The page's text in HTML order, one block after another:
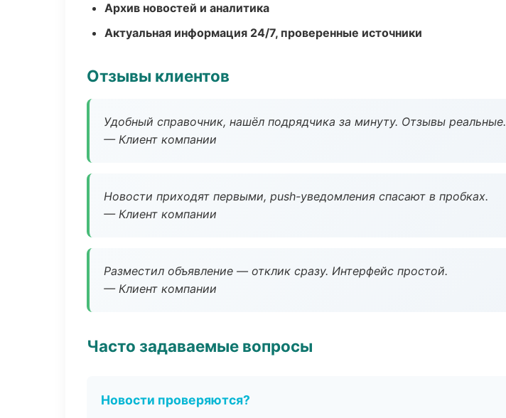
Архив новостей и аналитика
Актуальная информация 24/7, проверенные источники
Отзывы клиентов
Удобный справочник, нашёл подрядчика за минуту. Отзывы реальные.
— Клиент компании
Новости приходят первыми, push-уведомления спасают в пробках.
— Клиент компании
Разместил объявление — отклик сразу. Интерфейс простой.
— Клиент компании
Часто задаваемые вопросы
Новости проверяются?